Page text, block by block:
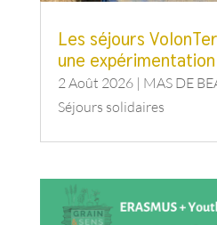
Les séjours
une
2 Août 2026| MAS DE
Séjours solidaires